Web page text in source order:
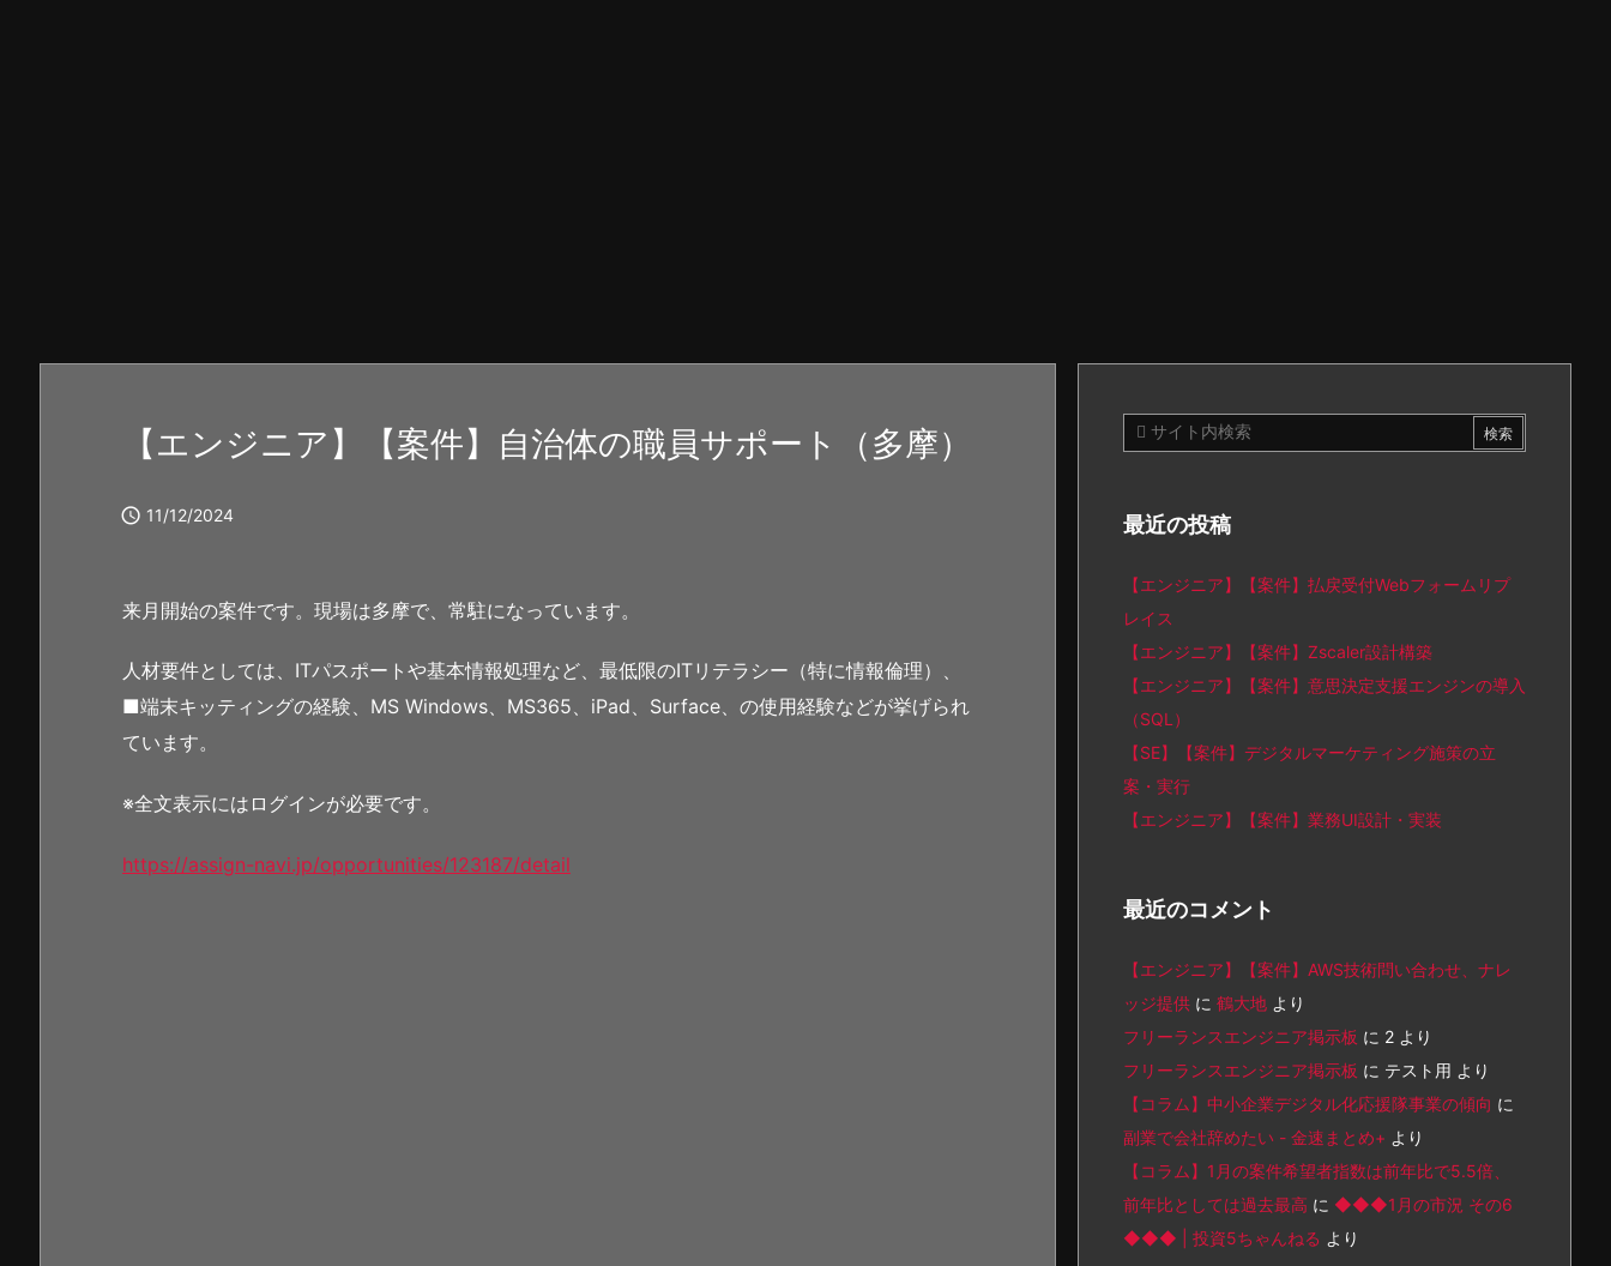
【エンジニア】【案件】自治体の職員サポート（多摩）
 11/12/2024
来月開始の案件です。現場は多摩で、常駐になっています。
人材要件としては、ITパスポートや基本情報処理など、最低限のITリテラシー（特に情報倫理）、
■端末キッティングの経験、MS Windows、MS365、iPad、Surface、の使用経験などが挙げられ
ています。
※全文表示にはログインが必要です。
https://assign-navi.jp/opportunities/123187/detail
最近の投稿
【エンジニア】【案件】払戻受付Webフォームリプ
レイス
【エンジニア】【案件】Zscaler設計構築
【エンジニア】【案件】意思決定支援エンジンの導入
（SQL）
【SE】【案件】デジタルマーケティング施策の立
案・実行
【エンジニア】【案件】業務UI設計・実装
最近のコメント
【エンジニア】【案件】AWS技術問い合わせ、ナレ
ッジ提供 に 鶴大地 より
フリーランスエンジニア掲示板 に 2 より
フリーランスエンジニア掲示板 に テスト用 より
【コラム】中小企業デジタル化応援隊事業の傾向 に
副業で会社辞めたい - 金速まとめ+ より
【コラム】1月の案件希望者指数は前年比で5.5倍、
前年比としては過去最高 に ◆◆◆1月の市況 その6
◆◆◆ | 投資5ちゃんねる より